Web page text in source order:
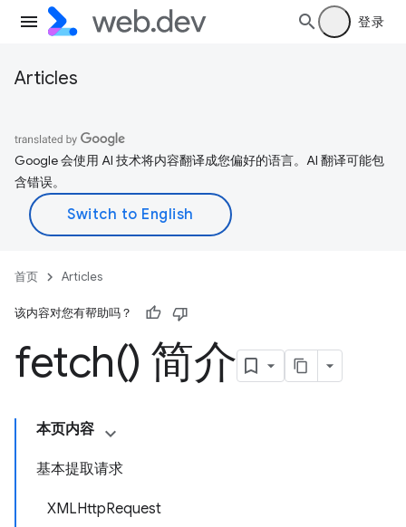
登录
Articles
Google 会使用 AI 技术将内容翻译成您偏好的语言。AI 翻译可能包
含错误。
首页 Articles
该内容对您有帮助吗？
fetch() 简介
本页内容
基本提取请求
XMLHttpRequest